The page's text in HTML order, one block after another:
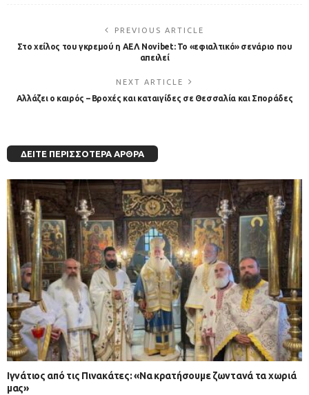
PREVIOUS ARTICLE
Στο χείλος του γκρεμού η ΑΕΛ Novibet: Το «εφιαλτικό» σενάριο που
απειλεί
NEXT ARTICLE
Αλλάζει ο καιρός – Βροχές και καταιγίδες σε Θεσσαλία και Σποράδες
ΔΕΊΤΕ ΠΕΡΙΣΣΌΤΕΡΑ ΆΡΘΡΑ
Ιγνάτιος από τις Πινακάτες: «Να κρατήσουμε ζωντανά τα χωριά
μας»